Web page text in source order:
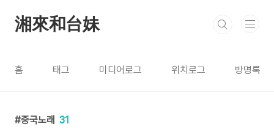
湘來和台妹
홈 태그 미디어로그 위치로그 방명록
중국노래 31